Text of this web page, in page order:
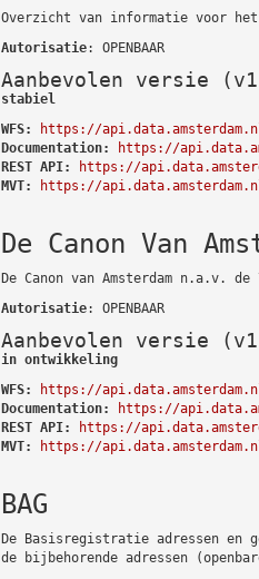
Overzicht van informatie voor
Autorisatie: OPENBAAR
Aanbevolen versie
stabiel
WFS:
https://
Documentation:
https://
REST API:
https://
MVT:
https://
De Canon Van
De Canon van Amsterdam n.a.v.
Autorisatie: OPENBAAR
Aanbevolen versie
in ontwikkeling
WFS:
https://
Documentation:
https://
REST API:
https://
MVT:
https://
BAG
De Basisregistratie adressen en
de bijbehorende adressen